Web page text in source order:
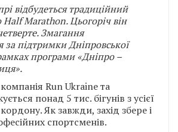
відбудеться традиційний
Marathon. Цьогоріч він
Змагання
за підтримки Дніпровської
програми «Дніпро –
Run Ukraine та
понад 5 тис. бігунів з усієї
Як завжди, захід збере і
спортсменів.